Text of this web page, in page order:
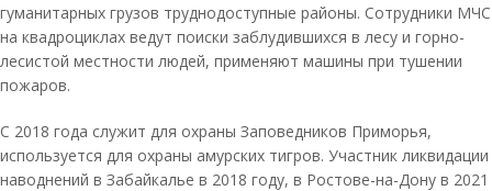
гуманитарных грузов труднодоступные районы. Сотрудники МЧС
на квадроциклах ведут поиски заблудившихся в лесу и горно-
лесистой местности людей, применяют машины при тушении
пожаров.
С 2018 года служит для охраны Заповедников Приморья,
используется для охраны амурских тигров. Участник ликвидации
наводнений в Забайкалье в 2018 году, в Ростове-на-Дону в 2021